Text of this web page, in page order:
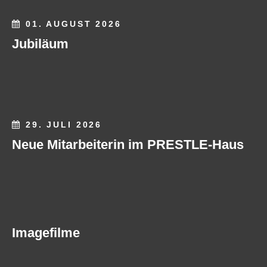
01. AUGUST 2026
Jubiläum
29. JULI 2026
Neue Mitarbeiterin im PRESTLE-Haus
Imagefilme